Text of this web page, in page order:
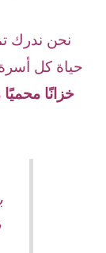
نحن ندرك
حياة كل
خزانًا